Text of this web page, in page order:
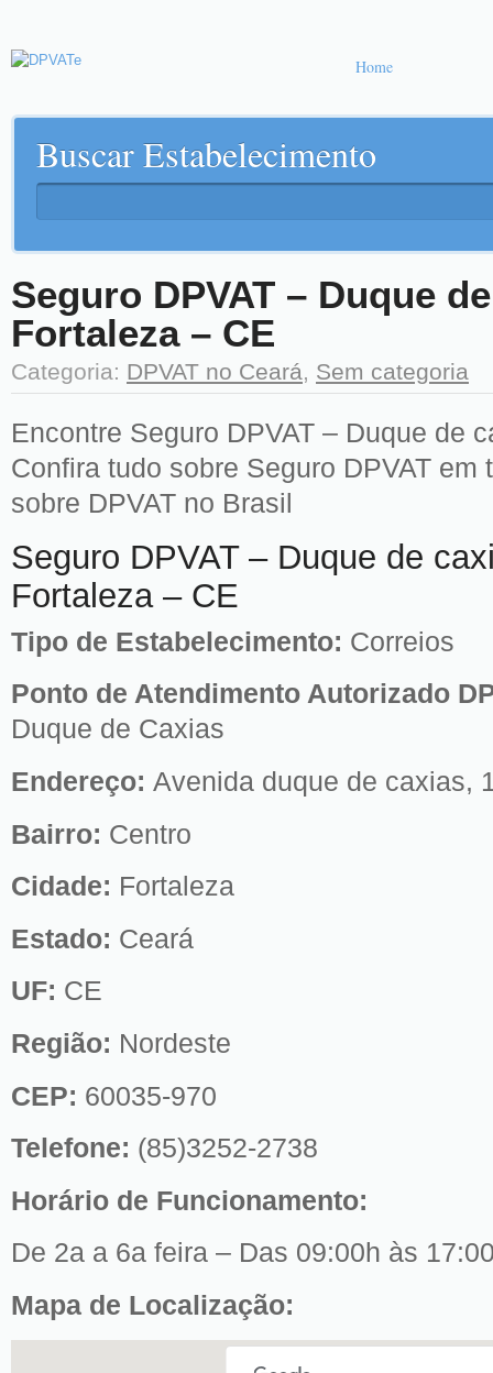
Home
Buscar Estabelecimento
Seguro DPVAT – Duque
Fortaleza – CE
Categoria: DPVAT no Ceará Sem categoria
Encontre Seguro DPVAT – Duque de
Confira tudo sobre Seguro DPVAT
sobre DPVAT no Brasil
Seguro DPVAT – Duque de
Fortaleza – CE
Tipo de Estabelecimento: Correios
Ponto de Atendimento Autorizado
Duque de Caxias
Endereço: Avenida duque de caxias,
Bairro: Centro
Cidade: Fortaleza
Estado: Ceará
UF: CE
Região: Nordeste
CEP: 60035-970
Telefone: (85)3252-2738
Horário de Funcionamento:
De 2a a 6a feira – Das 09:00h às
Mapa de Localização: